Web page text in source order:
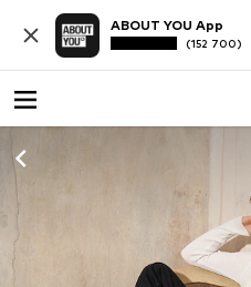
ABOUT YOU App
(152 700)